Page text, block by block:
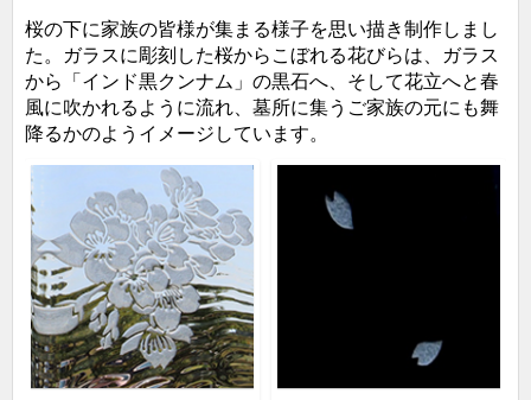
桜の下に家族の皆様が集まる様子を思い描き制作しまし
た。ガラスに彫刻した桜からこぼれる花びらは、ガラス
から「インド黒クンナム」の黒石へ、そして花立へと春
風に吹かれるように流れ、墓所に集うご家族の元にも舞
降るかのようイメージしています。